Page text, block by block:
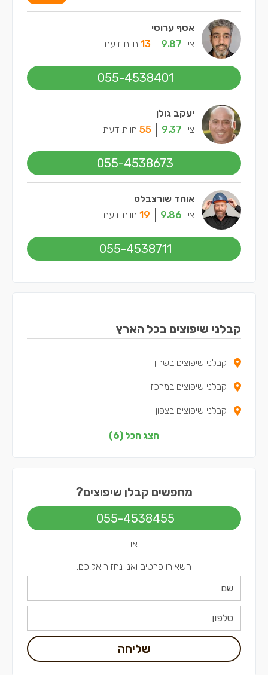
אסף ערוסי
ציון 9.87
13 חוות דעת
055-4538401
יעקב גולן
ציון 9.37
55 חוות דעת
055-4538673
אוהד שורצבלט
ציון 9.86
19 חוות דעת
055-4538711
קבלני שיפוצים בכל הארץ
קבלני שיפוצים בשרון
קבלני שיפוצים במרכז
קבלני שיפוצים בצפון
קבלני שיפוצים בדרום
קבלני שיפוצים בשפלה
הצג הכל (6)
מחפשים קבלן שיפוצים?
055-4538455
או
השאירו פרטים ואנו נחזור אליכם:
שליחה